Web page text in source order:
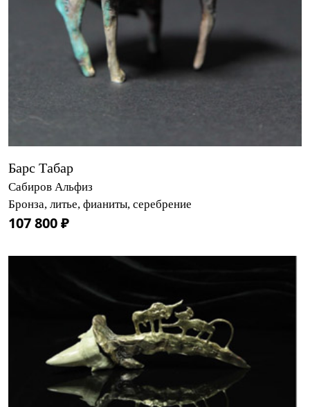
Барс Табар
Сабиров Альфиз
Бронза, литье, фианиты, серебрение
107 800 ₽